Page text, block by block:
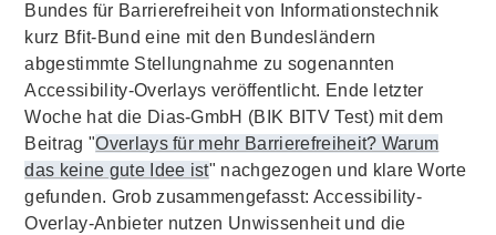
Bundes für Barrierefreiheit von Informationstechnik
kurz Bfit-Bund eine mit den Bundesländern
abgestimmte Stellungnahme zu sogenannten
Accessibility-Overlays veröffentlicht. Ende letzter
Woche hat die Dias-GmbH (BIK BITV Test) mit dem
Beitrag "Overlays für mehr Barrierefreiheit? Warum
das keine gute Idee ist" nachgezogen und klare Worte
gefunden. Grob zusammengefasst: Accessibility-
Overlay-Anbieter nutzen Unwissenheit und die